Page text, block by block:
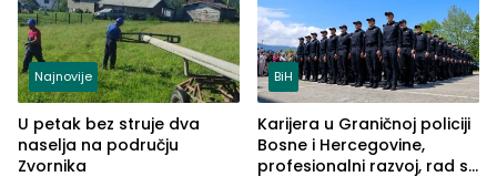
Najnovije
U petak bez struje dva
naselja na području
Zvornika
BiH
Karijera u Graničnoj policiji
Bosne i Hercegovine,
profesionalni razvoj, rad sa